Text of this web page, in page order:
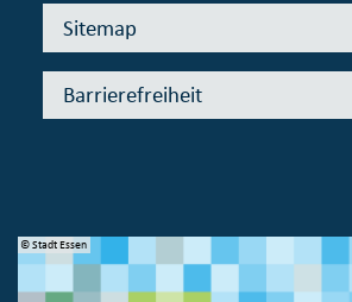
Sitemap
Barrierefreiheit
© Stadt Essen